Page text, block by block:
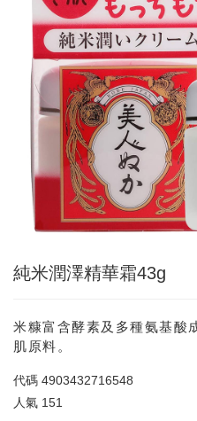
純米潤澤精華霜43g
米糠富含酵素及多種氨基酸
肌原料。
代碼 4903432716548
人氣 151